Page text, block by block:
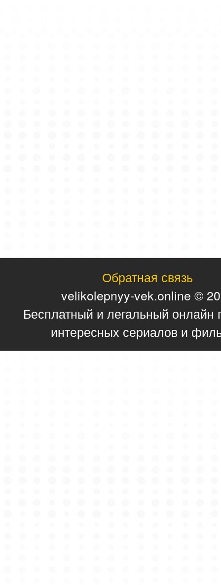
Обратная связь
velikolepnyy-vek.online ©
Бесплатный и легальный онлайн
интересных сериалов и